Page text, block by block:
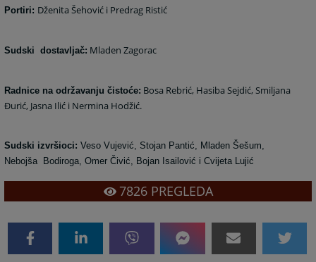
Portiri: Dženita Šehović i Predrag Ristić
Sudski dostavljač: Mladen Zagorac
Radnice na održavanju čistoće: Bosa Rebrić, Hasiba Sejdić, Smiljana
Đurić, Jasna Ilić i Nermina Hodžić.
Sudski izvršioci: Veso Vujević, Stojan Pantić, Mladen Šešum,
Nebojša Bodiroga, Omer Čivić, Bojan Isailović i Cvijeta Lujić
7826PREGLEDA